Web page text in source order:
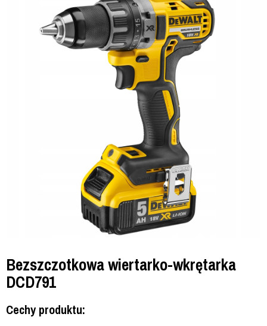
Bezszczotkowa wiertarko-wkrętarka
DCD791
Cechy produktu: